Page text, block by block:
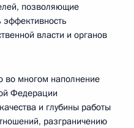
позволяющие
эффективность
власти и органов
во многом наполнение
Федерации
и глубины работы
разграничению